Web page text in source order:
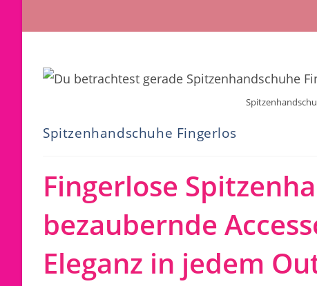
Spitzenhandschuhe Fingerlos
Fingerlose
bezaubernde
Eleganz in jedem